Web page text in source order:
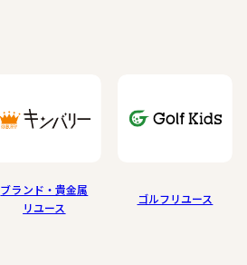
ブランド・貴金属
リユース
ゴルフリユース